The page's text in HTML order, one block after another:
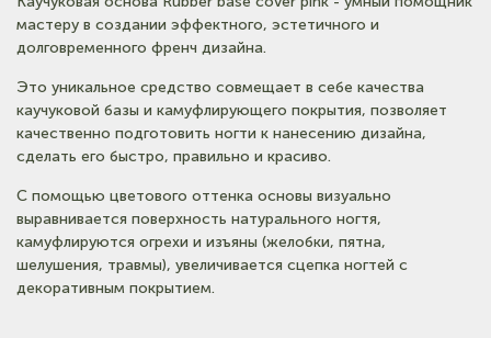
мастеру в создании эффектного, эстетичного и
долговременного френч дизайна.
Это уникальное средство совмещает в себе качества
каучуковой базы и камуфлирующего покрытия, позволяет
качественно подготовить ногти к нанесению дизайна,
сделать его быстро, правильно и красиво.
С помощью цветового оттенка основы визуально
выравнивается поверхность натурального ногтя,
камуфлируются огрехи и изъяны (желобки, пятна,
шелушения, травмы), увеличивается сцепка ногтей с
декоративным покрытием.